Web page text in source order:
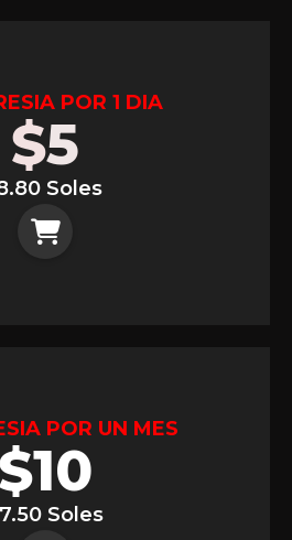
POR 1 DIA
$5
Soles
POR UN MES
$10
Soles